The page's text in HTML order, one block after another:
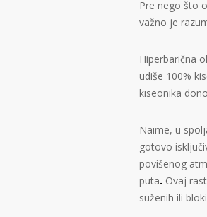
Pre nego što
važno je
Hiperbarična
udiše 100%
kiseonika
Naime, u
gotovo
povišenog
puta. Ovaj
suženih ili